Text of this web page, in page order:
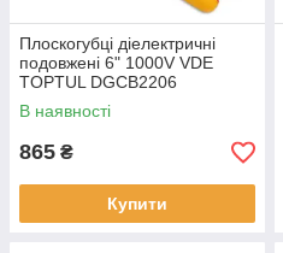
Плоскогубці діелектричні
подовжені 6" 1000V VDE
TOPTUL DGCB2206
В наявності
865 ₴
Купити